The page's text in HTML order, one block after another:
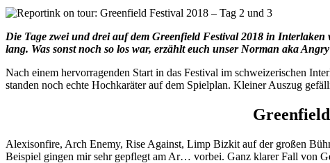
Die Tage zwei und drei auf dem Greenfield Festival 2018 in
lang. Was sonst noch so los war, erzählt euch unser Norman aka
Nach einem hervorragenden Start in das Festival im schweizerischen
standen noch echte Hochkaräter auf dem Spielplan. Kleiner Auszug
Alexisonfire, Arch Enemy, Rise Against, Limp Bizkit auf der großen
Beispiel gingen mir sehr gepflegt am Ar… vorbei. Ganz klarer Fall von